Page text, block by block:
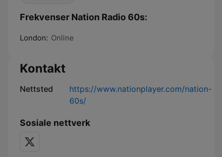
Frekvenser Nation Radio 60s:
London: Online
Kontakt
Nettsted
https://www.nationplayer.com/nation-
60s/
Sosiale nettverk